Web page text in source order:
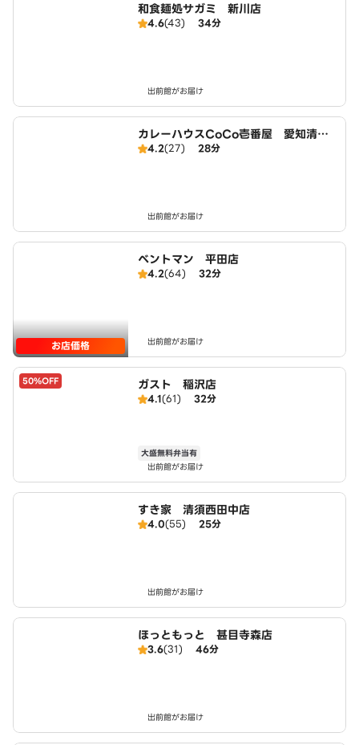
和食麺処サガミ 新川店
4.6(43) 34分
出前館がお届け
カレーハウスCoCo壱番屋 愛知清洲
店（SD）
4.2(27) 28分
出前館がお届け
お店価格
ベントマン 平田店
4.2(64) 32分
出前館がお届け
50%OFF ガスト 稲沢店
4.1(61) 32分
大盛無料弁当有
出前館がお届け
すき家 清須西田中店
4.0(55) 25分
出前館がお届け
ほっともっと 甚目寺森店
3.6(31) 46分
出前館がお届け